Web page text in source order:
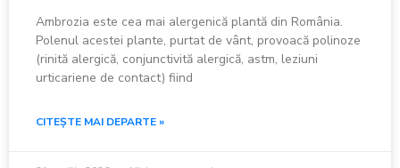
Ambrozia este cea mai alergenică plantă din România.
Polenul acestei plante, purtat de vânt, provoacă polinoze
(rinită alergică, conjunctivită alergică, astm, leziuni
urticariene de contact) fiind
CITEȘTE MAI DEPARTE »